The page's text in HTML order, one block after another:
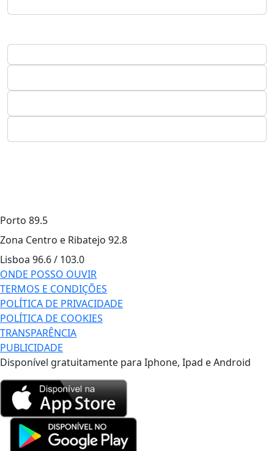
Porto 89.5
Zona Centro e Ribatejo 92.8
Lisboa 96.6 / 103.0
ONDE POSSO OUVIR
TERMOS E CONDIÇÕES
POLÍTICA DE PRIVACIDADE
POLÍTICA DE COOKIES
TRANSPARÊNCIA
PUBLICIDADE
Disponível gratuitamente para Iphone, Ipad e Android